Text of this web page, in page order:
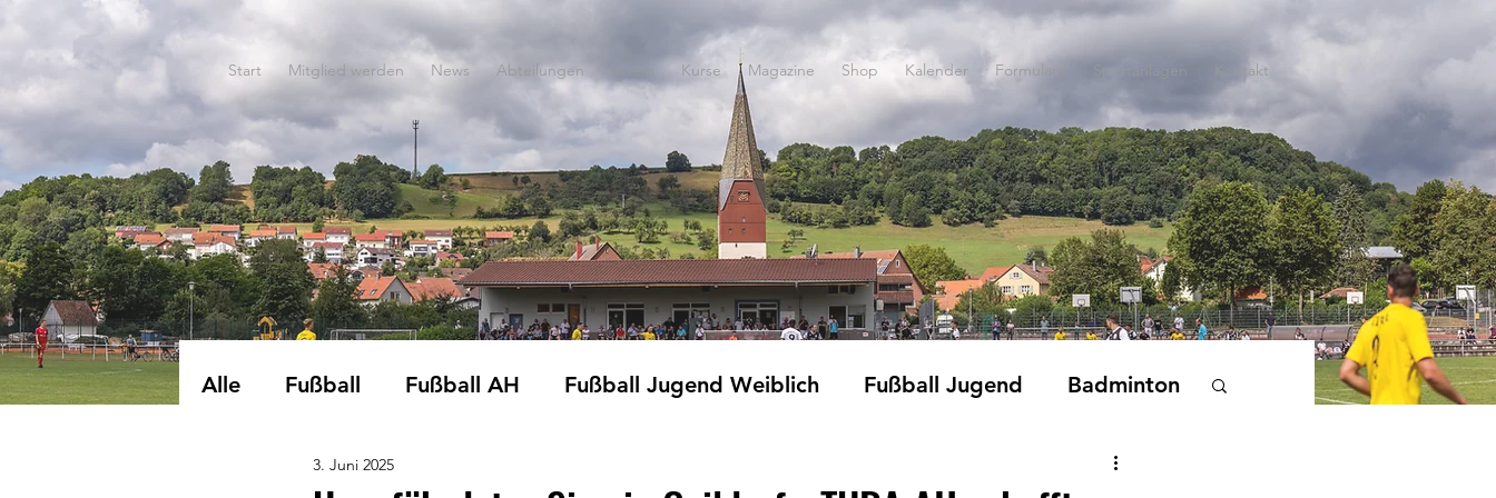
Start Mitglied werden News Abteilungen Kurse Magazine Shop Kalender Formulare Kontakt
Alle Fußball Fußball AH Fußball Jugend Weiblich Fußball Jugend Badminton
EWG-Turnen
3. Juni 2025